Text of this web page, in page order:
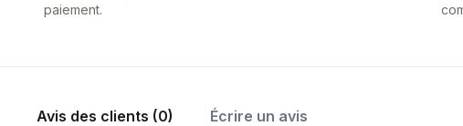
paiement.
Avis des clients (0) Écrire un avis